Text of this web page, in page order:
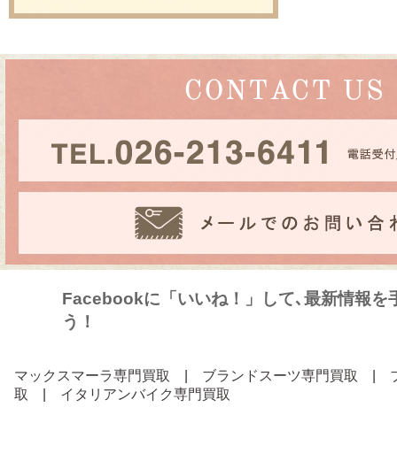
Facebookに「いいね！」して､最新情報を
う！
マックスマーラ専門買取 ブランドスーツ専門買取
取
イタリアンバイク専門買取